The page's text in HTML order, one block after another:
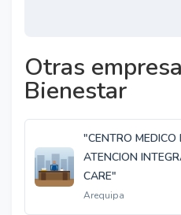
Otras
Bienestar
"CENTRO MEDICO
ATENCION
CARE"
Arequipa